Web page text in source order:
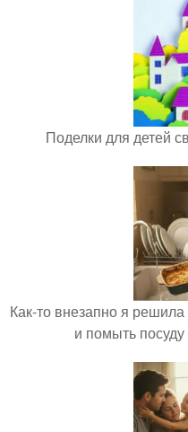
Поделки для детей
Как-то внезапно я
и помыть